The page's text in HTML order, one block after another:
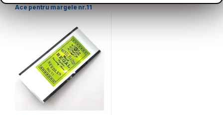
Ace pentru margele nr.11